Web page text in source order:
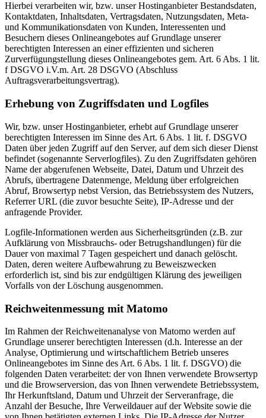
Hierbei verarbeiten wir, bzw. unser Hostinganbieter Bestandsdaten,
Kontaktdaten, Inhaltsdaten, Vertragsdaten, Nutzungsdaten, Meta-
und Kommunikationsdaten von Kunden, Interessenten und
Besuchern dieses Onlineangebotes auf Grundlage unserer
berechtigten Interessen an einer effizienten und sicheren
Zurverfügungstellung dieses Onlineangebotes gem. Art. 6 Abs. 1 lit.
f DSGVO i.V.m. Art. 28 DSGVO (Abschluss
Auftragsverarbeitungsvertrag).
Erhebung von Zugriffsdaten und Logfiles
Wir, bzw. unser Hostinganbieter, erhebt auf Grundlage unserer
berechtigten Interessen im Sinne des Art. 6 Abs. 1 lit. f. DSGVO
Daten über jeden Zugriff auf den Server, auf dem sich dieser Dienst
befindet (sogenannte Serverlogfiles). Zu den Zugriffsdaten gehören
Name der abgerufenen Webseite, Datei, Datum und Uhrzeit des
Abrufs, übertragene Datenmenge, Meldung über erfolgreichen
Abruf, Browsertyp nebst Version, das Betriebssystem des Nutzers,
Referrer URL (die zuvor besuchte Seite), IP-Adresse und der
anfragende Provider.
Logfile-Informationen werden aus Sicherheitsgründen (z.B. zur
Aufklärung von Missbrauchs- oder Betrugshandlungen) für die
Dauer von maximal 7 Tagen gespeichert und danach gelöscht.
Daten, deren weitere Aufbewahrung zu Beweiszwecken
erforderlich ist, sind bis zur endgültigen Klärung des jeweiligen
Vorfalls von der Löschung ausgenommen.
Reichweitenmessung mit Matomo
Im Rahmen der Reichweitenanalyse von Matomo werden auf
Grundlage unserer berechtigten Interessen (d.h. Interesse an der
Analyse, Optimierung und wirtschaftlichem Betrieb unseres
Onlineangebotes im Sinne des Art. 6 Abs. 1 lit. f. DSGVO) die
folgenden Daten verarbeitet: der von Ihnen verwendete Browsertyp
und die Browserversion, das von Ihnen verwendete Betriebssystem,
Ihr Herkunftsland, Datum und Uhrzeit der Serveranfrage, die
Anzahl der Besuche, Ihre Verweildauer auf der Website sowie die